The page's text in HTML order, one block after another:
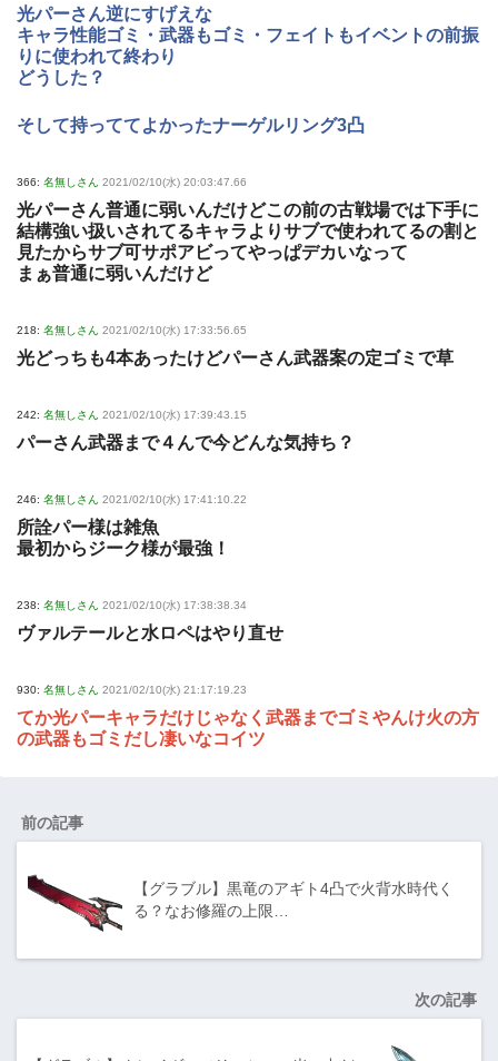
光パーさん逆にすげえな
キャラ性能ゴミ・武器もゴミ・フェイトもイベントの前振
りに使われて終わり
どうした？
そして持っててよかったナーゲルリング3凸
366: 名無しさん 2021/02/10(水) 20:03:47.66
光パーさん普通に弱いんだけどこの前の古戦場では下手に
結構強い扱いされてるキャラよりサブで使われてるの割と
見たからサブ可サポアビってやっぱデカいなって
まぁ普通に弱いんだけど
218: 名無しさん 2021/02/10(水) 17:33:56.65
光どっちも4本あったけどパーさん武器案の定ゴミで草
242: 名無しさん 2021/02/10(水) 17:39:43.15
パーさん武器まで４んで今どんな気持ち？
246: 名無しさん 2021/02/10(水) 17:41:10.22
所詮パー様は雑魚
最初からジーク様が最強！
238: 名無しさん 2021/02/10(水) 17:38:38.34
ヴァルテールと水ロペはやり直せ
930: 名無しさん 2021/02/10(水) 21:17:19.23
てか光パーキャラだけじゃなく武器までゴミやんけ火の方
の武器もゴミだし凄いなコイツ
前の記事
【グラブル】黒竜のアギト4凸で火背水時代く
る？なお修羅の上限…
次の記事